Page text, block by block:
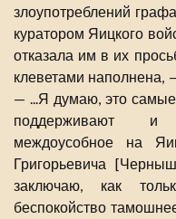
злоупотреблений
куратором Яицкого
отказала им в их
клеветами наполнена,
— ...Я думаю, это самые
поддерживают и
междоусобное на
Григорьевича
заключаю, как
беспокойство